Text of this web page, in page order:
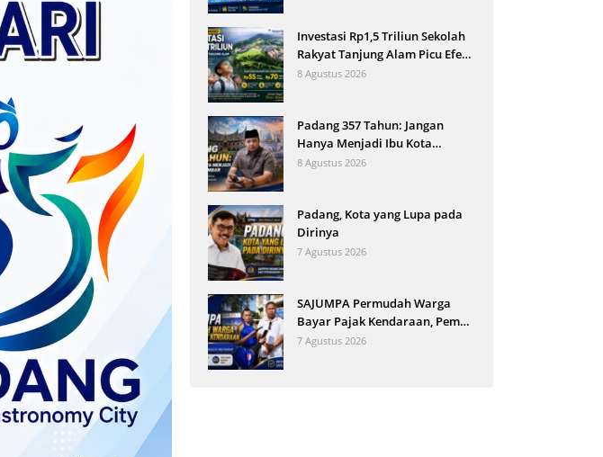
Investasi Rp1,5 Triliun Sekolah
Rakyat Tanjung Alam Picu Efek
Domino Ekonomi
8 Agustus 2026
Padang 357 Tahun: Jangan
Hanya Menjadi Ibu Kota
Sumbar
8 Agustus 2026
Padang, Kota yang Lupa pada
Dirinya
7 Agustus 2026
SAJUMPA Permudah Warga
Bayar Pajak Kendaraan, Pemko
Pariaman Jemput Bola
7 Agustus 2026